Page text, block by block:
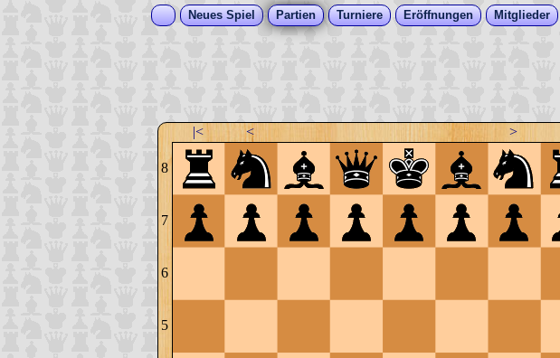
Neues Spiel Partien Turniere Eröffnungen Mitglieder
|< < >
8
7
6
5